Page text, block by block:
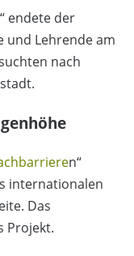
endete der
und Lehrende am
nach
n“
internationalen
Das
Projekt.